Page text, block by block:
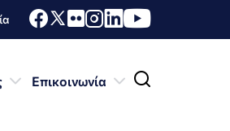
Επικοινωνία